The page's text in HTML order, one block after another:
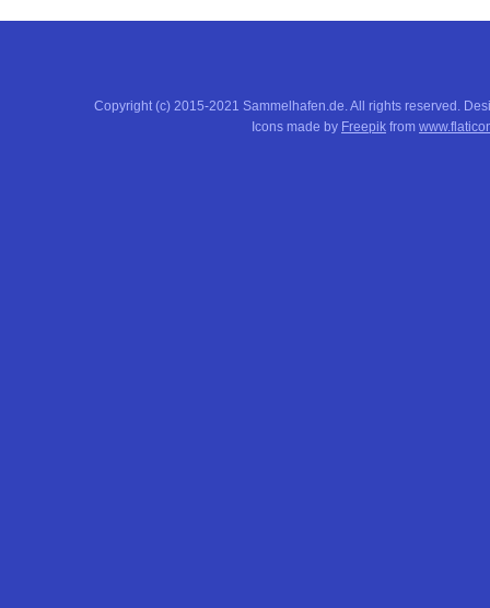
Copyright (c) 2015-2021 Sammelhafen.de. All rights reserved.
Icons made by Freepik from